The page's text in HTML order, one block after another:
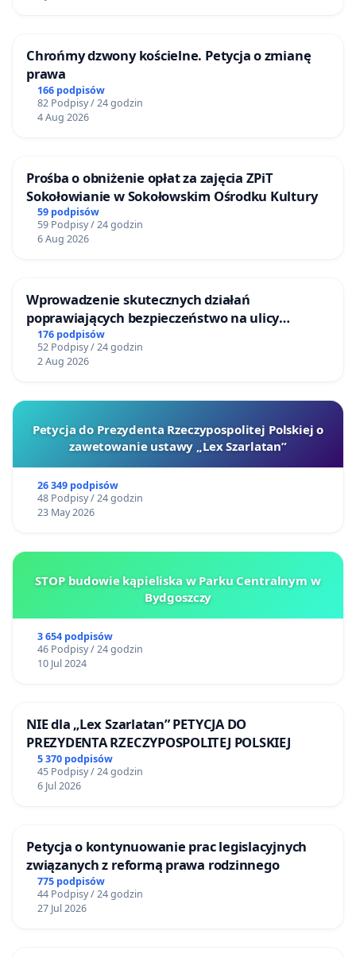
Chrońmy dzwony kościelne. Petycja o zmianę
prawa
166 podpisów
82 Podpisy / 24 godzin
4 Aug 2026
Prośba o obniżenie opłat za zajęcia ZPiT
Sokołowianie w Sokołowskim Ośrodku Kultury
59 podpisów
59 Podpisy / 24 godzin
6 Aug 2026
Wprowadzenie skutecznych działań
poprawiających bezpieczeństwo na ulicy
Żeromskiego w Otwocku
176 podpisów
52 Podpisy / 24 godzin
2 Aug 2026
Petycja do Prezydenta Rzeczypospolitej Polskiej o
zawetowanie ustawy „Lex Szarlatan”
26 349 podpisów
48 Podpisy / 24 godzin
23 May 2026
STOP budowie kąpieliska w Parku Centralnym w
Bydgoszczy
3 654 podpisów
46 Podpisy / 24 godzin
10 Jul 2024
NIE dla „Lex Szarlatan” PETYCJA DO
PREZYDENTA RZECZYPOSPOLITEJ POLSKIEJ
5 370 podpisów
45 Podpisy / 24 godzin
6 Jul 2026
Petycja o kontynuowanie prac legislacyjnych
związanych z reformą prawa rodzinnego
775 podpisów
44 Podpisy / 24 godzin
27 Jul 2026